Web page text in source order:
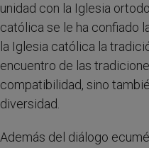
unidad con la Iglesia
católica se le ha confiado
la Iglesia católica la
encuentro de las
compatibilidad, sino
diversidad.
Además del diálogo